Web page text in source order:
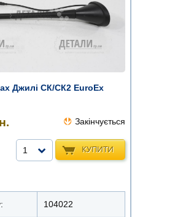
Джилі СК/СК2 EuroEx
Закінчується
КУПИТИ
1
104022